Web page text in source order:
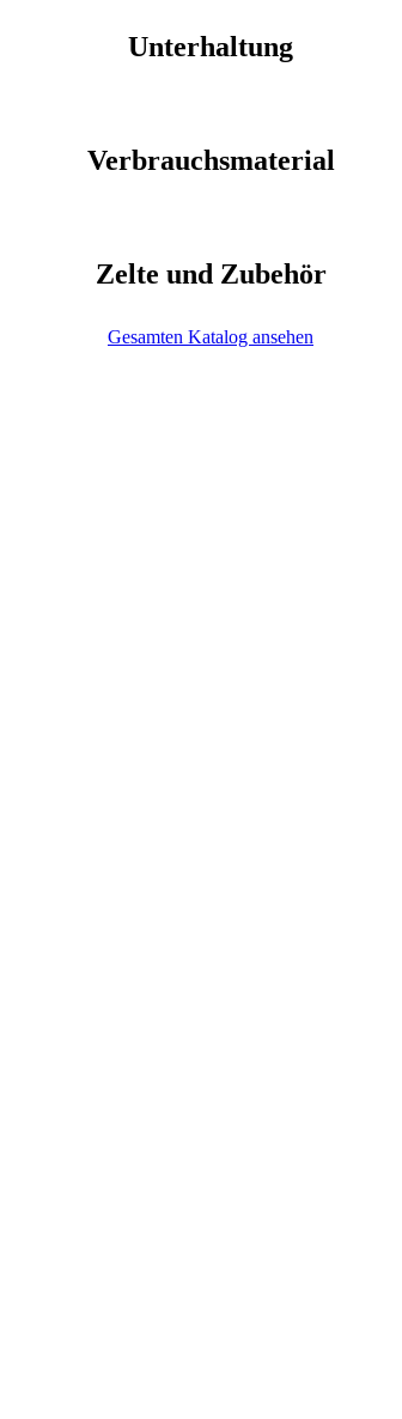
Unterhaltung
Verbrauchsmaterial
Zelte und Zubehör
Gesamten Katalog ansehen